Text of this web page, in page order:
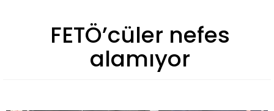
FETÖ’cüler nefes
alamıyor